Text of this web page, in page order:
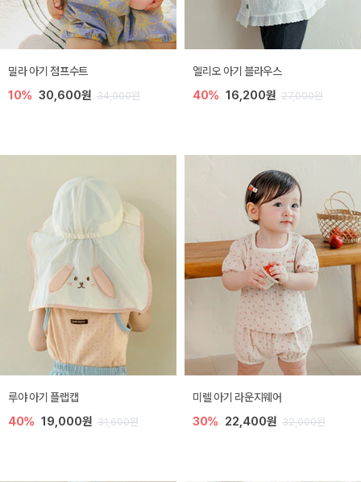
밀라 아기 점프수트
10% 30,600원 34,000원
엘리오 아기 블라우스
40% 16,200원 27,000원
루야 아기 플랩캡
40% 19,000원 31,600원
미렐 아기 라운지웨어
30% 22,400원 32,000원